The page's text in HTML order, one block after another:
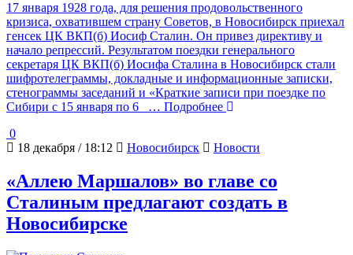
17 января 1928 года, для решения продовольственного
кризиса, охватившем страну Советов, в Новосибирск приехал
генсек ЦК ВКП(б) Иосиф Сталин. Он привез директиву и
начало репрессий. Результатом поездки генерального
секретаря ЦК ВКП(б) Иосифа Сталина в Новосибирск стали
шифротелеграммы, докладные и информационные записки,
стенограммы заседаний и «Краткие записи при поездке по
Сибири с 15 января по 6
… Подробнее
0
18 декабря / 18:12
Новосибирск Новости
«Аллею Маршалов» во главе со
Сталиным предлагают создать в
Новосибирске